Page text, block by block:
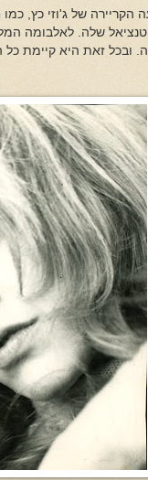
הקריירה של ג'וזי כץ,
שלה. לאלבומה
ובכל זאת היא קיימת כל